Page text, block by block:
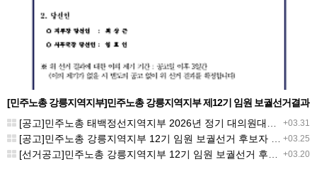
[민주노총 강릉지역지부]민주노총 강릉지역지부 제12기 임원 보궐선거결과
공고
+03.31
[공고]민주노총 태백정선지역지부 2026년 정기 대의원대회 재소집 건
+03.25
[공고]민주노총 강릉지역지부 12기 임원 보궐선거 후보자 확정 공고
+03.20
[선거공고]민주노총 강릉지역지부 12기 임원 보궐선거 후보 등록 기간 연장 공고